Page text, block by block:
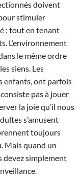
doivent
stimuler
; tout en tenant
L’environnement
le même ordre
siens. Les
enfants, ont parfois
pas à jouer
la joie qu’il nous
s’amusent
toujours
Mais quand un
devez simplement